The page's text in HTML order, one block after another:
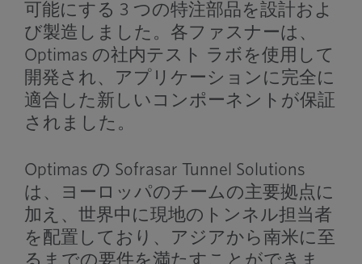
可能にする 3 つの特注部品を設計およ
び製造しました。各ファスナーは、
Optimas の社内テスト ラボを使用して
開発され、アプリケーションに完全に
適合した新しいコンポーネントが保証
されました。
Optimas の Sofrasar Tunnel Solutions
は、ヨーロッパのチームの主要拠点に
加え、世界中に現地のトンネル担当者
を配置しており、アジアから南米に至
るまでの要件を満たすことができま